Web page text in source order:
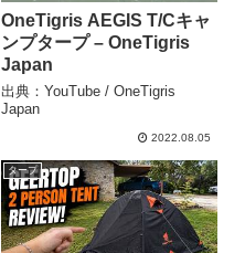
OneTigris AEGIS T/Cキャ
ンプタープ – OneTigris
Japan
出典：YouTube / OneTigris
Japan
2022.08.05
タープ